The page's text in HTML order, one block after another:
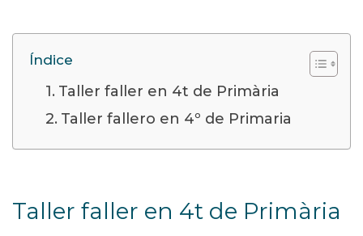
Índice
Taller faller en 4t de Primària
Taller fallero en 4º de Primaria
Taller faller en 4t de Primària